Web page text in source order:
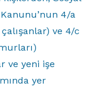
4/a
ve 4/c
ve yeni işe
yer